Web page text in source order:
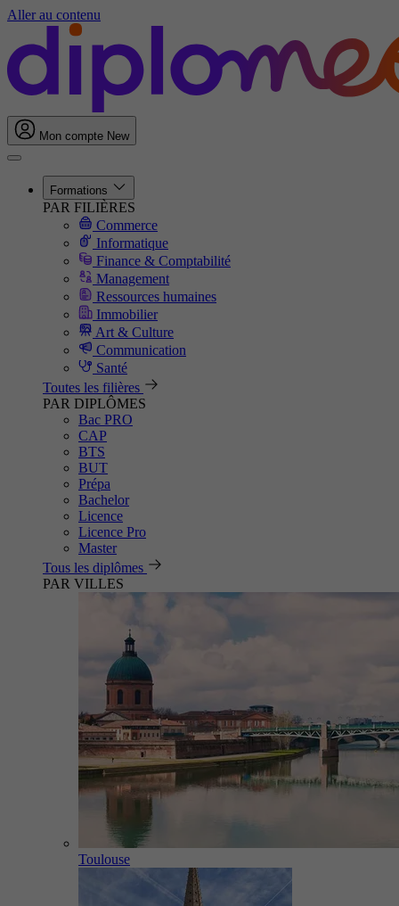
Aller au contenu
Mon compte New
Formations
PAR FILIÈRES
Commerce
Informatique
Finance & Comptabilité
Management
Ressources humaines
Immobilier
Art & Culture
Communication
Santé
Toutes les filières
PAR DIPLÔMES
Bac PRO
CAP
BTS
BUT
Prépa
Bachelor
Licence
Licence Pro
Master
Tous les diplômes
PAR VILLES
Toulouse